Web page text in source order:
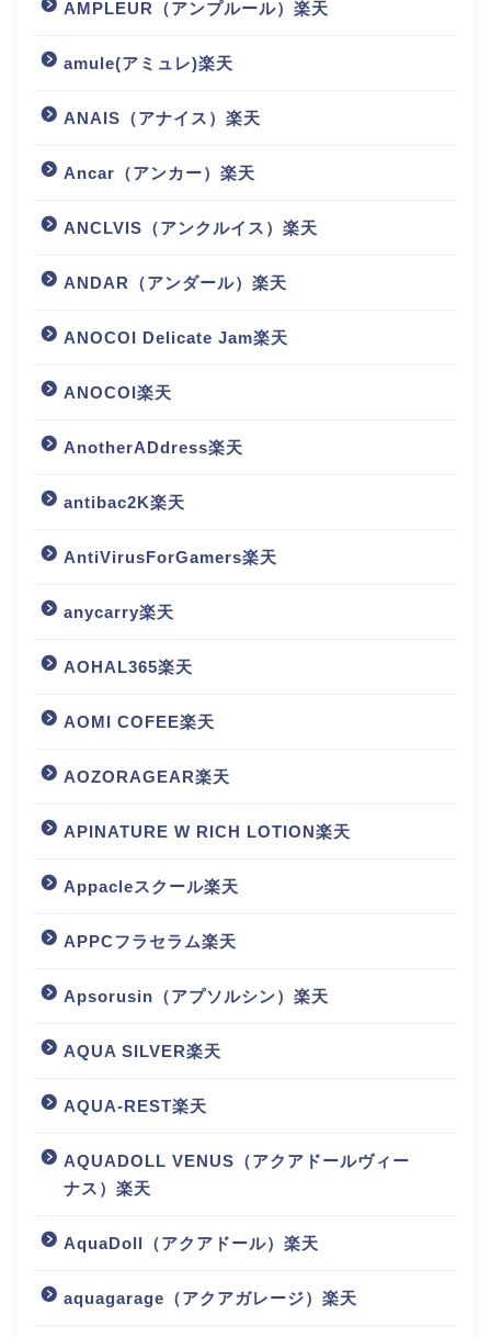
AMPLEUR（アンプルール）楽天
amule(アミュレ)楽天
ANAIS（アナイス）楽天
Ancar（アンカー）楽天
ANCLVIS（アンクルイス）楽天
ANDAR（アンダール）楽天
ANOCOI Delicate Jam楽天
ANOCOI楽天
AnotherADdress楽天
antibac2K楽天
AntiVirusForGamers楽天
anycarry楽天
AOHAL365楽天
AOMI COFEE楽天
AOZORAGEAR楽天
APINATURE W RICH LOTION楽天
Appacleスクール楽天
APPCフラセラム楽天
Apsorusin（アプソルシン）楽天
AQUA SILVER楽天
AQUA-REST楽天
AQUADOLL VENUS（アクアドールヴィー
ナス）楽天
AquaDoll（アクアドール）楽天
aquagarage（アクアガレージ）楽天